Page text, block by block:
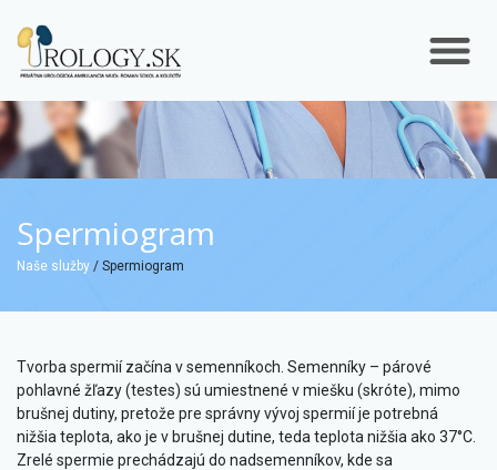
Spermiogram
Naše služby / Spermiogram
Tvorba spermií začína v semenníkoch. Semenníky – párové
pohlavné žľazy (testes) sú umiestnené v miešku (skróte), mimo
brušnej dutiny, pretože pre správny vývoj spermií je potrebná
nižšia teplota, ako je v brušnej dutine, teda teplota nižšia ako 37°C.
Zrelé spermie prechádzajú do nadsemenníkov, kde sa